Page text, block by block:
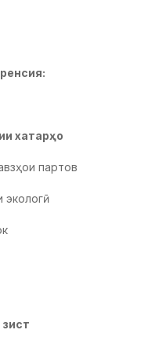
хатарҳо
партов
экологӣ